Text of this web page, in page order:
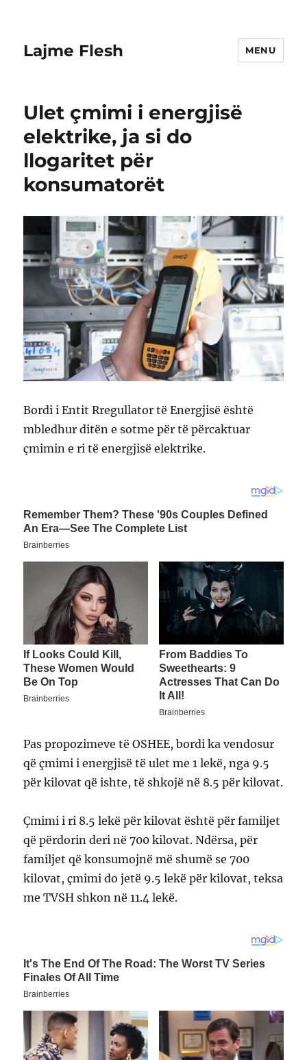
Lajme Flesh MENU
Ulet çmimi i energjisë
elektrike, ja si do
llogaritet për
konsumatorët
Bordi i Entit Rregullator të Energjisë është
mbledhur ditën e sotme për të përcaktuar
çmimin e ri të energjisë elektrike.
Pas propozimeve të OSHEE, bordi ka vendosur
që çmimi i energjisë të ulet me 1 lekë, nga 9.5
për kilovat që ishte, të shkojë në 8.5 për kilovat.
Çmimi i ri 8.5 lekë për kilovat është për familjet
që përdorin deri në 700 kilovat. Ndërsa, për
familjet që konsumojnë më shumë se 700
kilovat, çmimi do jetë 9.5 lekë për kilovat, teksa
me TVSH shkon në 11.4 lekë.